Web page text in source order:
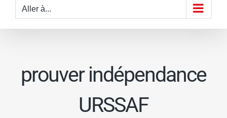
Aller à...
prouver indépendance
URSSAF